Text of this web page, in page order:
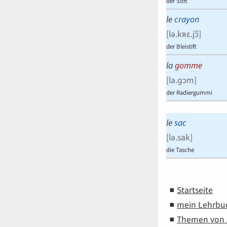
lecrayon
[lə.kʀɛ.jɔ̃]
der Bleistift
lagomme
[la.ɡɔm]
der Radiergummi
lesac
[lə.sak]
die Tasche
Startseite
mein
Themen von